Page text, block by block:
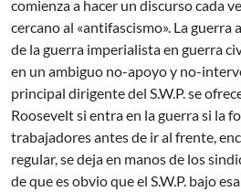
comienza a hacer un discurso cada
cercano al «antifascismo». La guerra
de la guerra imperialista en guerra
en un ambiguo no-apoyo y no-
principal dirigente del S.W.P. se
Roosevelt si entra en la guerra si la
trabajadores antes de ir al frente,
regular, se deja en manos de los
de que es obvio que el S.W.P. bajo